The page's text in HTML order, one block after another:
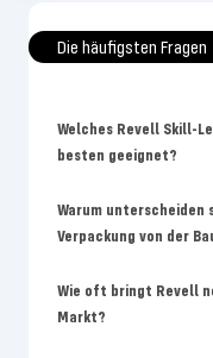
Die häufigsten Fragen
Welches Revell Skill-
besten geeignet?
Warum unterscheiden
Verpackung von der
Wie oft bringt Revell
Markt?